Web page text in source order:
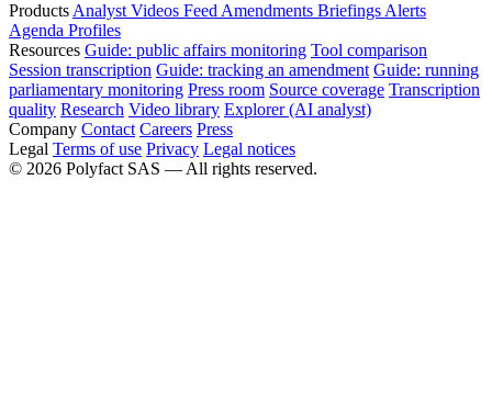
Products Analyst Videos Feed Amendments Briefings Alerts
Agenda Profiles
Resources Guide: public affairs monitoring Tool comparison
Session transcription Guide: tracking an amendment Guide: running
parliamentary monitoring Press room Source coverage Transcription
quality Research Video library Explorer (AI analyst)
Company Contact Careers Press
Legal Terms of use Privacy Legal notices
© 2026 Polyfact SAS — All rights reserved.